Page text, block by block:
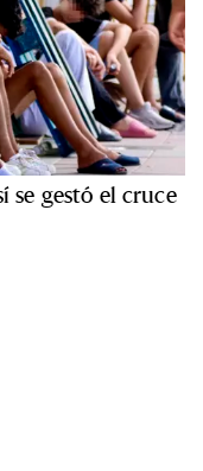
se gestó el cruce